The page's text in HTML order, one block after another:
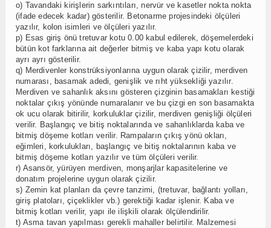
o) Tavandaki kirişlerin sarkıntıları, nervür ve kasetler nokta nokta
(ifade edecek kadar) gösterilir. Betonarme projesindeki ölçüleri
yazılır, kolon isimleri ve ölçüleri yazılır.
p) Esas giriş önü tretuvar kotu 0.00 kabul edilerek, döşemelerdeki
bütün kot farklarına ait değerler bitmiş ve kaba yapı kotu olarak
ayrı ayrı gösterilir.
q) Merdivenler konstrüksiyonlarına uygun olarak çizilir, merdiven
numarası, basamak adedi, genişlik ve rıht yüksekliği yazılır.
Merdiven ve sahanlık aksını gösteren çizginin basamakları kestiği
noktalar çıkış yönünde numaralanır ve bu çizgi en son basamakta
ok ucu olarak bitirilir, korkuluklar çizilir, merdiven genişliği ölçüleri
verilir. Başlangıç ve bitiş noktalarında ve sahanlıklarda kaba ve
bitmiş döşeme kotları verilir. Rampaların çıkış yönü okları,
eğimleri, korkulukları, başlangıç ve bitiş noktalarının kaba ve
bitmiş döşeme kotları yazılır ve tüm ölçüleri verilir.
r) Asansör, yürüyen merdiven, monşarjlar kapasitelerine ve
donatım projelerine uygun olarak çizilir.
s) Zemin kat planları da çevre tanzimi, (tretuvar, bağlantı yolları,
giriş platoları, çiçeklikler vb.) gerektiği kadar işlenir. Kaba ve
bitmiş kotları verilir, yapı ile ilişkili olarak ölçülendirilir.
t) Asma tavan yapılması gerekli mahaller belirtilir. Malzemesi